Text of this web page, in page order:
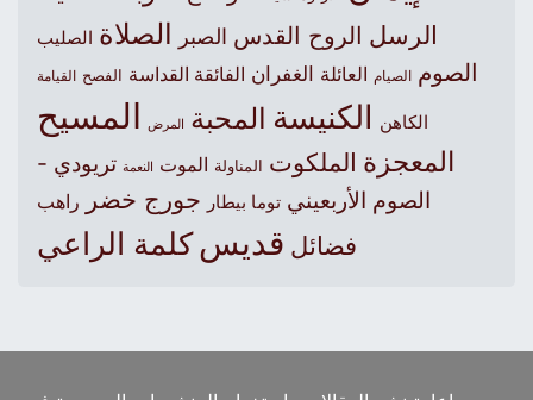
الرسل الروح القدس الصبر الصلاة الصليب
الصوم الصيام العائلة الغفران الفائقة القداسة الفصح القيامة
الكاهن الكنيسةالمحبة المرض المسيح
المعجزة الملكوت المناولة الموت النعمة تريودي -
الصوم الأربعيني توما بيطار جورج خضر راهب
فضائل قديس كلمة الراعي